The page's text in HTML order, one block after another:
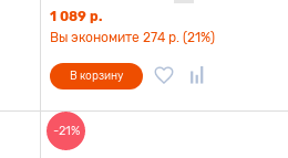
1 089 р.
Вы экономите 274 р. (21%)
В корзину
-21%